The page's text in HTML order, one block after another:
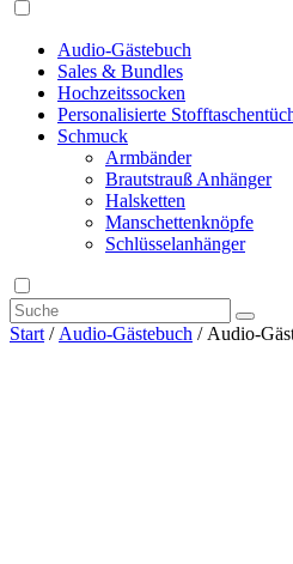
Audio-Gästebuch
Sales & Bundles
Hochzeitssocken
Personalisierte
Schmuck
Armbänder
Brautstrauß Anhänger
Halsketten
Manschettenknöpfe
Schlüsselanhänger
Start / Audio-Gästebuch / Audio-